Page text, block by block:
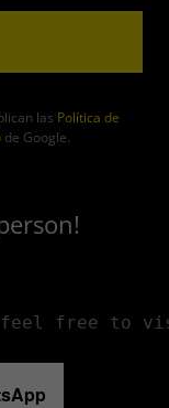
las Política de
de Google.
feel free to